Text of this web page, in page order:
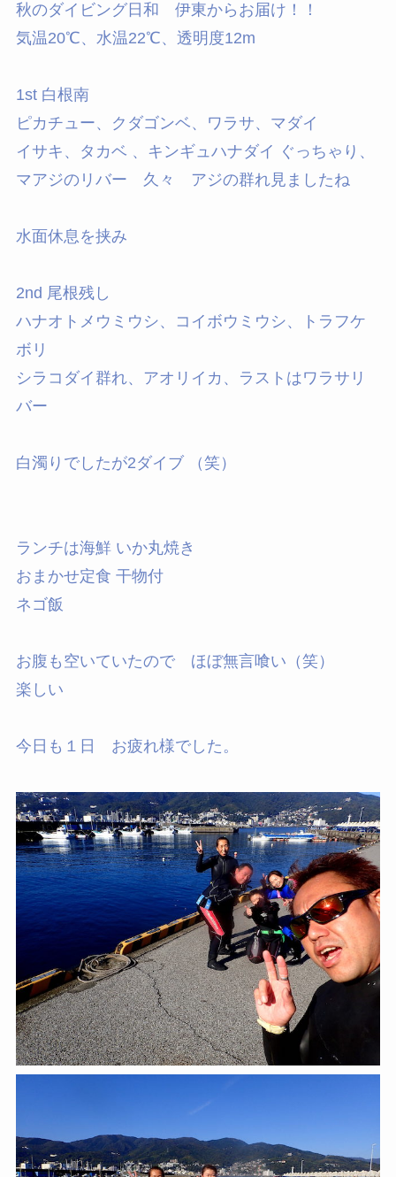
秋のダイビング日和 伊東からお届け！！
気温20℃、水温22℃、透明度12m
1st 白根南
ピカチュー、クダゴンベ、ワラサ、マダイ
イサキ、タカベ 、キンギュハナダイ ぐっちゃり、
マアジのリバー 久々 アジの群れ見ましたね
水面休息を挟み
2nd 尾根残し
ハナオトメウミウシ、コイボウミウシ、トラフケ
ボリ
シラコダイ群れ、アオリイカ、ラストはワラサリ
バー
白濁りでしたが2ダイブ （笑）
ランチは海鮮 いか丸焼き
おまかせ定食 干物付
ネゴ飯
お腹も空いていたので ほぼ無言喰い（笑）
楽しい
今日も１日 お疲れ様でした。